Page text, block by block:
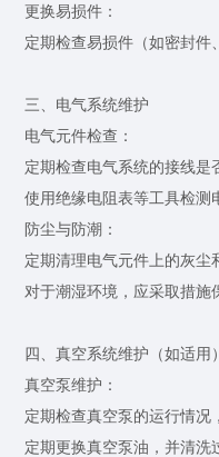
更换易损件：
定期检查易损件（如密封件、
三、电气系统维护
电气元件检查：
定期检查电气系统的接线是否
使用绝缘电阻表等工具检测电
防尘与防潮：
定期清理电气元件上的灰尘和
对于潮湿环境，应采取措施保
四、真空系统维护（如适用）
真空泵维护：
定期检查真空泵的运行情况，
定期更换真空泵油，并清洗过